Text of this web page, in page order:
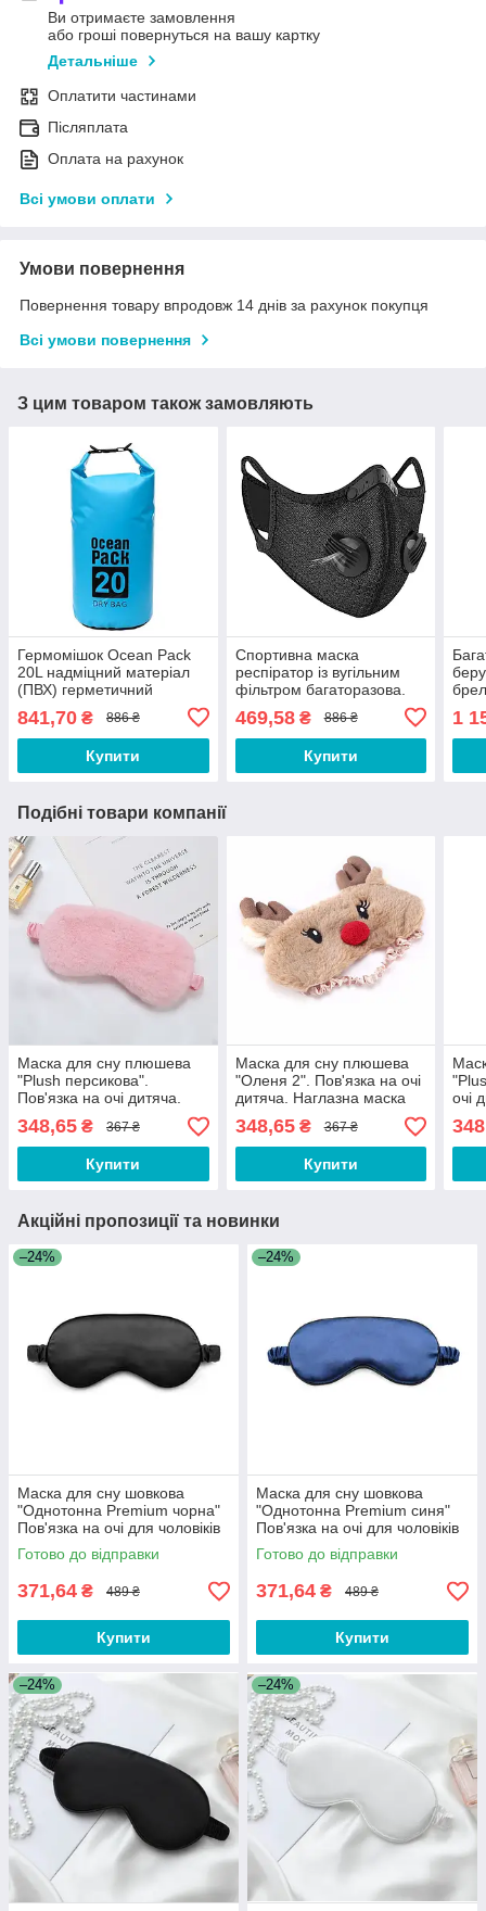
Ви отримаєте замовлення
або гроші повернуться на вашу картку
Детальніше
Оплатити частинами
Післяплата
Оплата на рахунок
Всі умови оплати
Умови повернення
Повернення товару впродовж 14 днів за рахунок покупця
Всі умови повернення
З цим товаром також замовляють
Гермомішок Ocean Pack
20L надміцний матеріал
(ПВХ) герметичний
рюкзак, водонепроникна
сумка Синій
841,70 ₴ 886 ₴
Купити
Спортивна маска
респіратор із вугільним
фільтром багаторазова.
Маска для тренувань
CV543Q
469,58₴ 886 ₴
Купити
1
Подібні товари компанії
Маска для сну плюшева
"Plush персикова".
Пов'язка на очі дитяча.
Наглазна маска жіноча
348,65 ₴ 367 ₴
Купити
Маска для сну плюшева
"Оленя 2". Пов'язка на очі
дитяча. Наглазна маска
жіноча
348,65₴ 367 ₴
Купити
очі
Акційні пропозиції та новинки
–24%
Маска для сну шовкова
"Однотонна Premium чорна"
Пов'язка на очі для чоловіків
жінок
Готово до відправки
371,64 ₴ 489 ₴
Купити
–24%
Маска для сну шовкова
"Однотонна Premium синя"
Пов'язка на очі для чоловіків
жінок
Готово до відправки
371,64 ₴ 489 ₴
Купити
–24% –24%